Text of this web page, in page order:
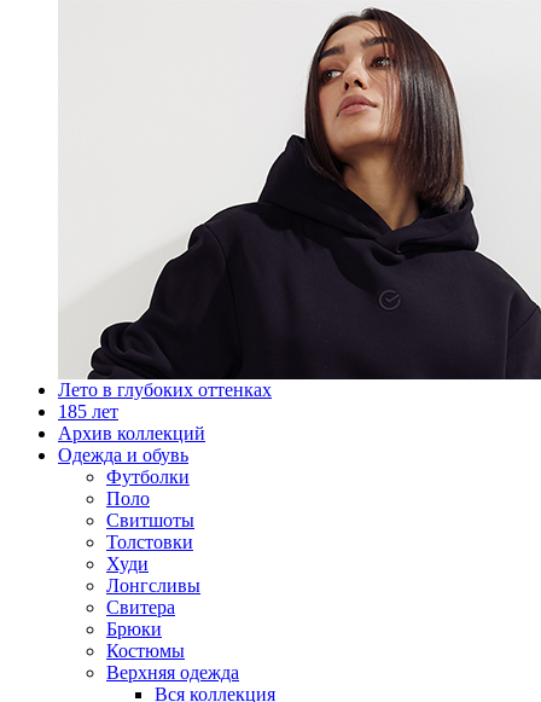
Лето в глубоких оттенках
185 лет
Архив коллекций
Одежда и обувь
Футболки
Поло
Свитшоты
Толстовки
Худи
Лонгсливы
Свитера
Брюки
Костюмы
Верхняя одежда
Вся коллекция